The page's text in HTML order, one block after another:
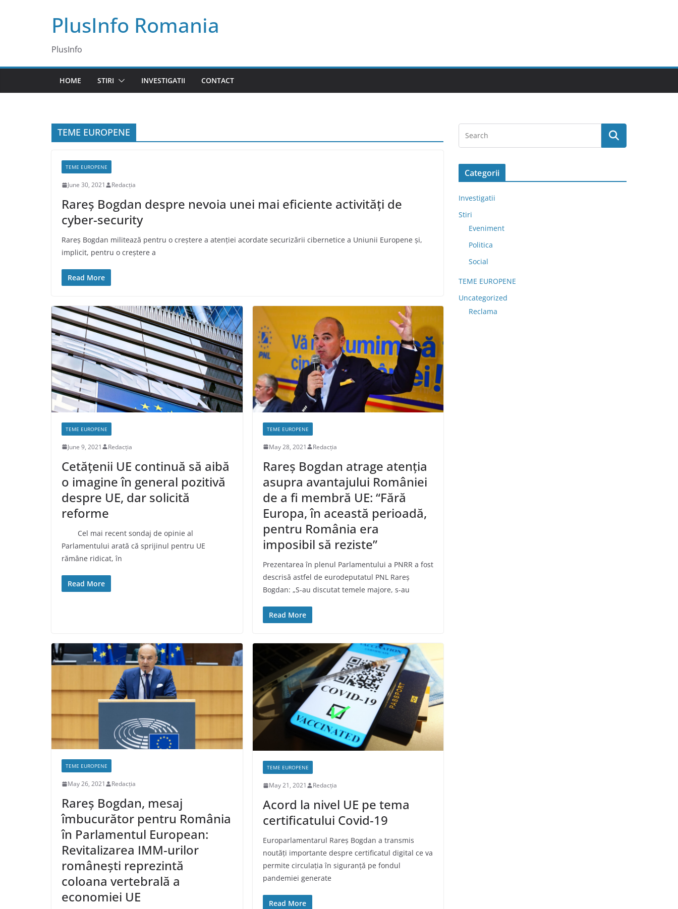
PlusInfo Romania
PlusInfo
HOME STIRI INVESTIGATII CONTACT
TEME EUROPENE
TEME EUROPENE
June 30, 2021 Redacția
Rareș Bogdan despre nevoia unei mai eficiente activități de
cyber-security
Rareș Bogdan militează pentru o creștere a atenției acordate securizării cibernetice a Uniunii Europene și,
implicit, pentru o creștere a
Read More
TEME EUROPENE
June 9, 2021 Redacția
Cetățenii UE continuă să aibă
o imagine în general pozitivă
despre UE, dar solicită
reforme
Cel mai recent sondaj de opinie al
Parlamentului arată că sprijinul pentru UE
rămâne ridicat, în
Read More
TEME EUROPENE
May 28, 2021 Redacția
Rareș Bogdan atrage atenția
asupra avantajului României
de a fi membră UE: “Fără
Europa, în această perioadă,
pentru România era
imposibil să reziste”
Prezentarea în plenul Parlamentului a PNRR a fost
descrisă astfel de eurodeputatul PNL Rareș
Bogdan: „S-au discutat temele majore, s-au
Read More
TEME EUROPENE
May 26, 2021 Redacția
Rareș Bogdan, mesaj
îmbucurător pentru România
în Parlamentul European:
Revitalizarea IMM-urilor
românești reprezintă
coloana vertebrală a
economiei UE
TEME EUROPENE
May 21, 2021 Redacția
Acord la nivel UE pe tema
certificatului Covid-19
Europarlamentarul Rareș Bogdan a transmis
noutăți importante despre certificatul digital ce va
permite circulația în siguranță pe fondul
pandemiei generate
Read More
Categorii
Investigatii
Stiri
Eveniment
Politica
Social
TEME EUROPENE
Uncategorized
Reclama